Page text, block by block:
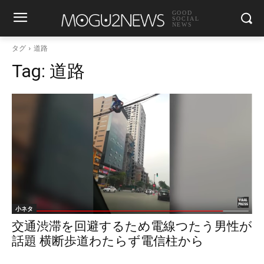
GOOD
SOCIAL
NEWS
タグ 道路
Tag: 道路
小ネタ
交通渋滞を回避するため電線つたう男性が
話題 横断歩道わたらず電信柱から